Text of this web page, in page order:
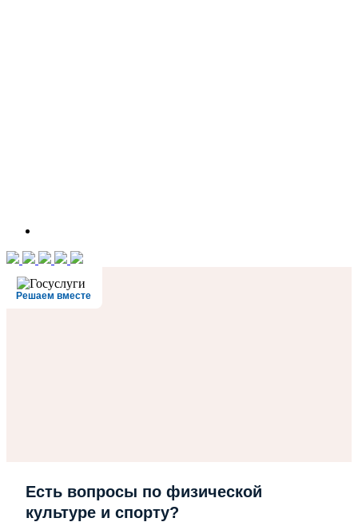
Решаем вместе
Есть вопросы по физической
культуре и спорту?